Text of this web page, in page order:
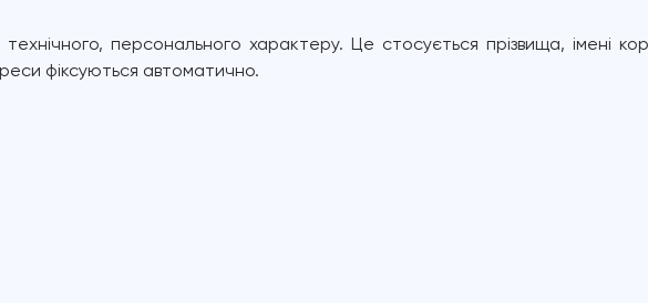
персонального характеру. Це стосується прізвища, імені
фіксуються автоматично.